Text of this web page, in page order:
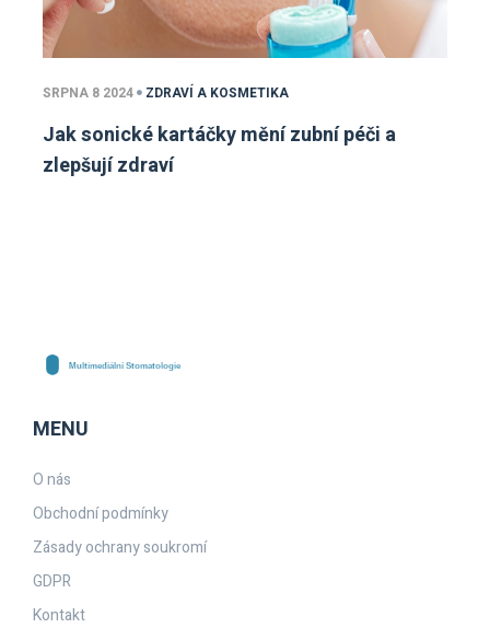
SRPNA 8 2024 ZDRAVÍ A KOSMETIKA
Jak sonické kartáčky mění zubní péči a
zlepšují zdraví
MENU
O nás
Obchodní podmínky
Zásady ochrany soukromí
GDPR
Kontakt